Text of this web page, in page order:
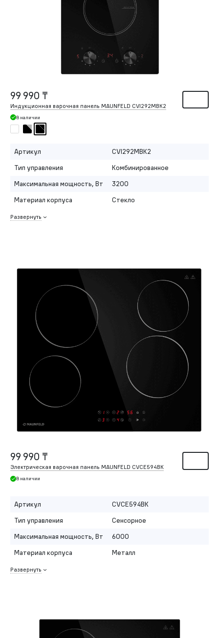
99 990 ₸
Индукционная варочная панель MAUNFELD CVI292MBK2
В наличии
Артикул
CVI292MBK2
Тип управления
Комбинированное
Максимальная мощность, Вт
3200
Материал корпуса
Стекло
Развернуть
99 990 ₸
Электрическая варочная панель MAUNFELD CVCE594BK
В наличии
Артикул
CVCE594BK
Тип управления
Сенсорное
Максимальная мощность, Вт
6000
Материал корпуса
Металл
Развернуть